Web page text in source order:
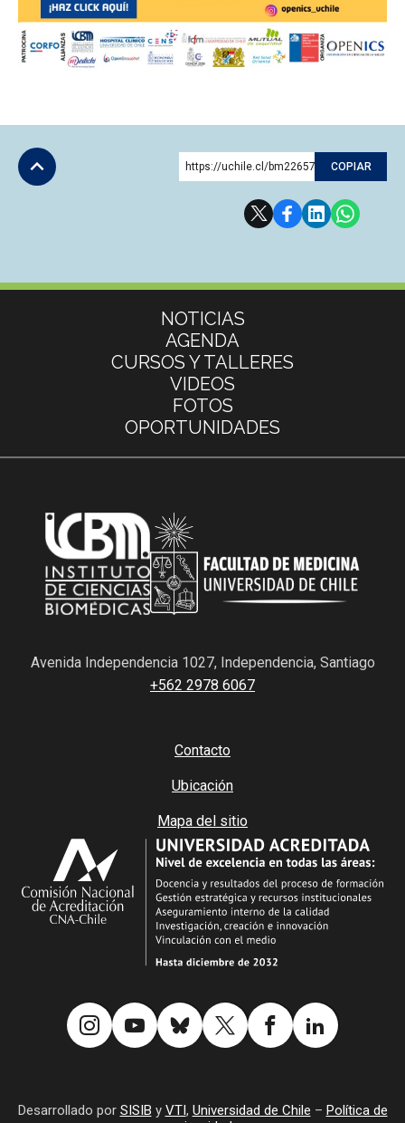
https://uchile.cl/bm226577 COPIAR
NOTICIAS
AGENDA
CURSOS Y TALLERES
VIDEOS
FOTOS
OPORTUNIDADES
Avenida Independencia 1027, Independencia, Santiago
+562 2978 6067
Contacto
Ubicación
Mapa del sitio
Desarrollado por SISIB y VTI, Universidad de Chile – Política de